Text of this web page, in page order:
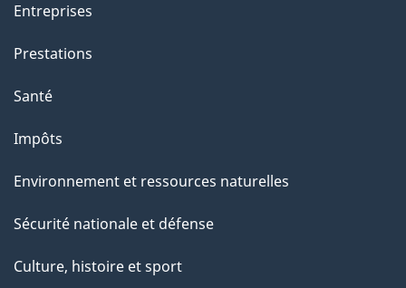
Entreprises
Prestations
Santé
Impôts
Environnement et ressources naturelles
Sécurité nationale et défense
Culture, histoire et sport